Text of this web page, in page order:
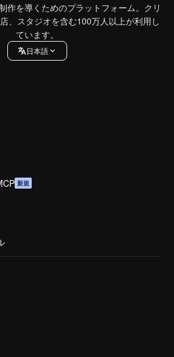
作を導くためのプラットフォーム。クリ
、スタジオを含む100万人以上が利用し
ています。
日本語
新規